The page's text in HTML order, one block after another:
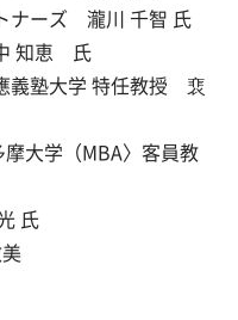
ナーズ 瀧川 千智 氏
知恵 氏
義塾大学 特任教授 裵
大学（MBA〉客員教
氏